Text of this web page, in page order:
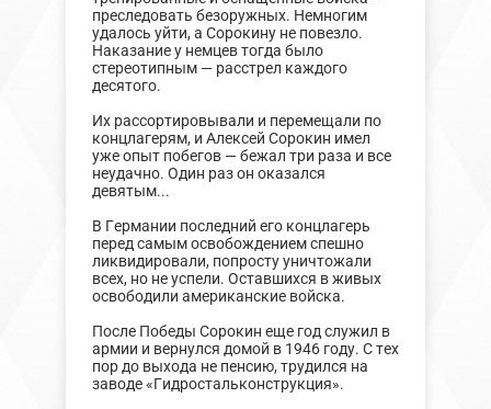
преследовать безоружных. Немногим
удалось уйти, а Сорокину не повезло.
Наказание у немцев тогда было
стереотипным — расстрел каждого
десятого.
Их рассортировывали и перемещали по
концлагерям, и Алексей Сорокин имел
уже опыт побегов — бежал три раза и все
неудачно. Один раз он оказался
девятым...
В Германии последний его концлагерь
перед самым освобождением спешно
ликвидировали, попросту уничтожали
всех, но не успели. Оставшихся в живых
освободили американские войска.
После Победы Сорокин еще год служил в
армии и вернулся домой в 1946 году. С тех
пор до выхода не пенсию, трудился на
заводе «Гидростальконструкция».